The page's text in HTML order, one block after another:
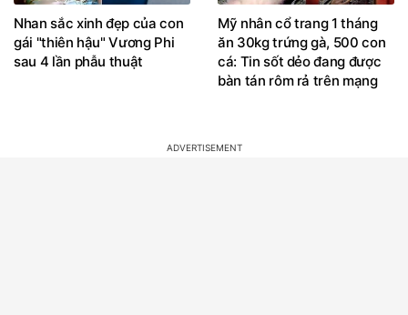
Nhan sắc xinh đẹp của con
gái "thiên hậu" Vương Phi
sau 4 lần phẫu thuật
Mỹ nhân cổ trang 1 tháng
ăn 30kg trứng gà, 500 con
cá: Tin sốt dẻo đang được
bàn tán rôm rả trên mạng